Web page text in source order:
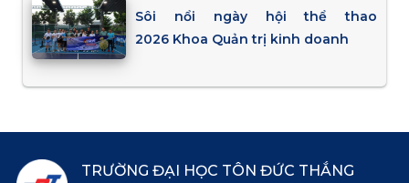
Sôi nổi ngày hội thể thao
2026 Khoa Quản trị kinh doanh
TRƯỜNG ĐẠI HỌC TÔN ĐỨC THẮNG